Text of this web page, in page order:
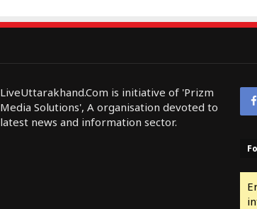
LiveUttarakhand.Com is initiative of 'Prizm
Media Solutions', A organisation devoted to
latest news and information sector.